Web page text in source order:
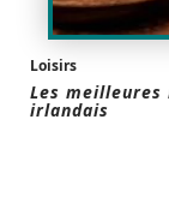
Loisirs
Les meilleures
irlandais